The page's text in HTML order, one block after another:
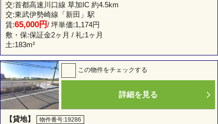
交:首都高速川口線 草加IC 約4.5km
交:東武伊勢崎線「新田」駅
賃:65,000円/ 坪単価:1,174円
敷・保:保証金2ヶ月 / 礼:1ヶ月
土:183m²
この物件をチェックする
詳細を見る
【貸地】 物件番号:19286